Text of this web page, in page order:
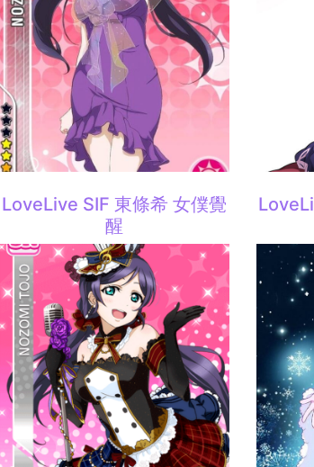
LoveLive SIF 東條希 女僕覺
醒